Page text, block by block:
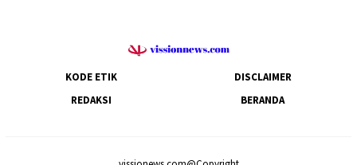
KODE ETIK
DISCLAIMER
REDAKSI
BERANDA